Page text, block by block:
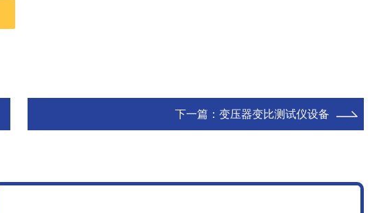
下一篇： 变压器变比测试仪设备